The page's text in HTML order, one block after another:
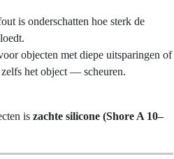
is onderschatten hoe sterk de
objecten met diepe uitsparingen of
het object — scheuren.
is zachte silicone (Shore A 10–